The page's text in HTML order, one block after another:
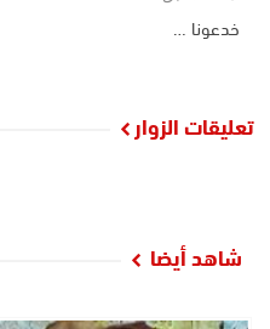
خدعونا …
تعليقات الزوار
شاهد أيضا